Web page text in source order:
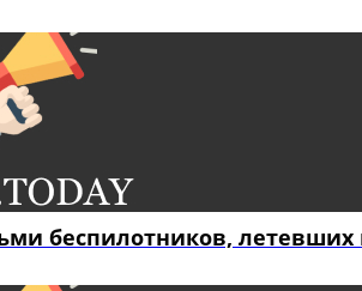
беспилотников, летевших